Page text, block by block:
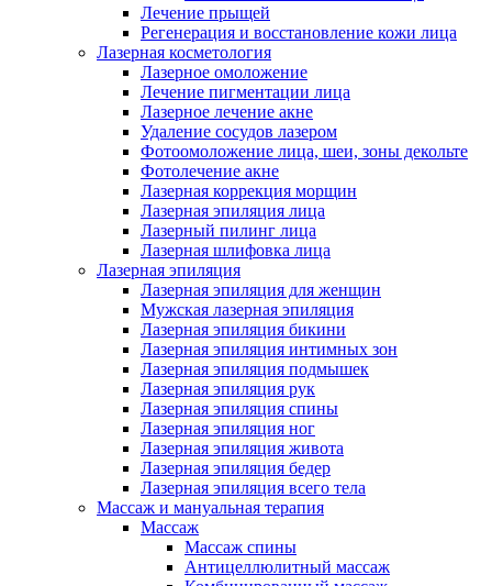
Лечение прыщей
Регенерация и восстановление кожи лица
Лазерная косметология
Лазерное омоложение
Лечение пигментации лица
Лазерное лечение акне
Удаление сосудов лазером
Фотоомоложение лица, шеи, зоны декольте
Фотолечение акне
Лазерная коррекция морщин
Лазерная эпиляция лица
Лазерный пилинг лица
Лазерная шлифовка лица
Лазерная эпиляция
Лазерная эпиляция для женщин
Мужская лазерная эпиляция
Лазерная эпиляция бикини
Лазерная эпиляция интимных зон
Лазерная эпиляция подмышек
Лазерная эпиляция рук
Лазерная эпиляция спины
Лазерная эпиляция ног
Лазерная эпиляция живота
Лазерная эпиляция бедер
Лазерная эпиляция всего тела
Массаж и мануальная терапия
Массаж
Массаж спины
Антицеллюлитный массаж